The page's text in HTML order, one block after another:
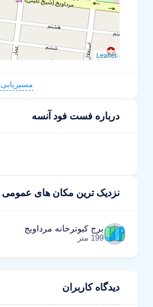
Leaflet
مسیریابی
درباره فست فود آنسه
نزدیک ترین مکان های عمومی
برج کبوترخانه مرداویج
199 متر
دیدگاه کاربران